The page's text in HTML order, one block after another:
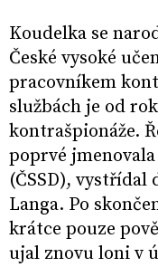
Koudelka se
České vysoké
pracovníkem
službách je od
kontrašpionáže.
poprvé
(ČSSD), vystřídal
Langa. Po
krátce pouze
ujal znovu loni v